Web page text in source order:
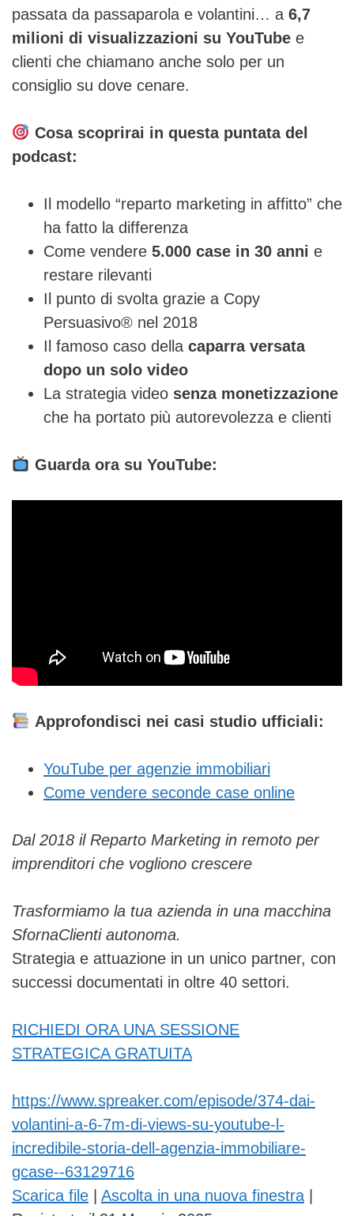
passata da passaparola e volantini… a 6,7
milioni di visualizzazioni su YouTube e
clienti che chiamano anche solo per un
consiglio su dove cenare.
Cosa scoprirai in questa puntata del
podcast:
Il modello “reparto marketing in affitto” che
ha fatto la differenza
Come vendere 5.000 case in 30 anni e
restare rilevanti
Il punto di svolta grazie a Copy
Persuasivo® nel 2018
Il famoso caso della caparra versata
dopo un solo video
La strategia video senza monetizzazione
che ha portato più autorevolezza e clienti
Guarda ora su YouTube:
Approfondisci nei casi studio ufficiali:
YouTube per agenzie immobiliari
Come vendere seconde case online
Dal 2018 il Reparto Marketing in remoto per
imprenditori che vogliono crescere
Trasformiamo la tua azienda in una macchina
SfornaClienti autonoma.
Strategia e attuazione in un unico partner, con
successi documentati in oltre 40 settori.
RICHIEDI ORA UNA SESSIONE
STRATEGICA GRATUITA
https://www.spreaker.com/episode/374-dai-
volantini-a-6-7m-di-views-su-youtube-l-
incredibile-storia-dell-agenzia-immobiliare-
gcase--63129716
Scarica file
Ascolta in una nuova finestra